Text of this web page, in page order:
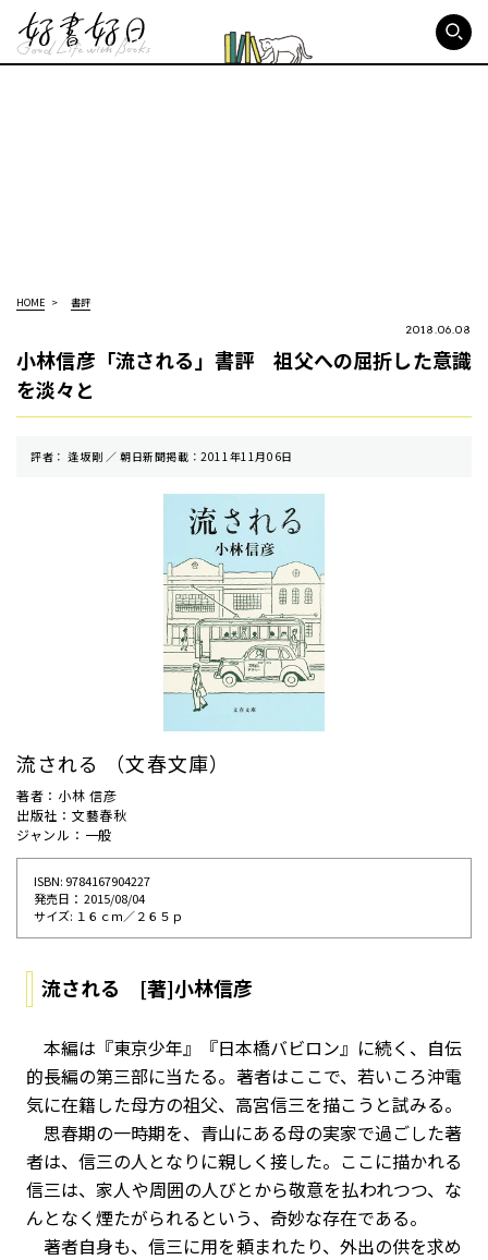
HOME 書評
2018.06.08
小林信彦「流される」書評 祖父への屈折した意識
を淡々と
評者： 逢坂剛 ／ 朝⽇新聞掲載：2011年11月06日
流される （文春文庫）
著者：小林 信彦
出版社：文藝春秋
ジャンル：一般
ISBN: 9784167904227
発売⽇： 2015/08/04
サイズ: １６ｃｍ／２６５ｐ
流される [著]小林信彦
本編は『東京少年』『日本橋バビロン』に続く、自伝
的長編の第三部に当たる。著者はここで、若いころ沖電
気に在籍した母方の祖父、高宮信三を描こうと試みる。
思春期の一時期を、青山にある母の実家で過ごした著
者は、信三の人となりに親しく接した。ここに描かれる
信三は、家人や周囲の人びとから敬意を払われつつ、な
んとなく煙たがられるという、奇妙な存在である。
著者自身も、信三に用を頼まれたり、外出の供を求め